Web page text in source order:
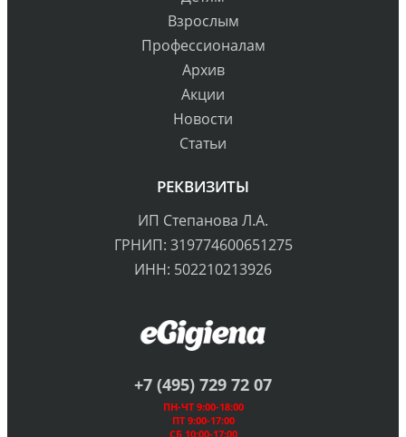
Взрослым
Профессионалам
Архив
Акции
Новости
Статьи
РЕКВИЗИТЫ
ИП Степанова Л.А.
ГРНИП: 319774600651275
ИНН: 502210213926
+7 (495) 729 72 07
ПН-ЧТ 9:00-18:00
ПТ 9:00-17:00
СБ 10:00-17:00